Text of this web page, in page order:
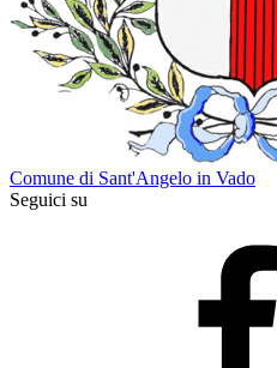
Comune di Sant'Angelo in Vado
Seguici su